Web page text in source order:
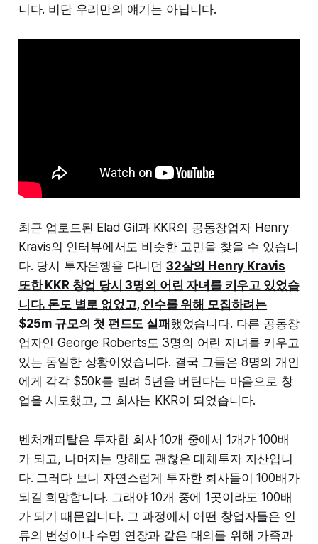
니다. 비단 우리만의 얘기는 아닙니다.
최근 업로드된 Elad Gil과 KKR의 공동창업자 Henry
Kravis의 인터뷰에서도 비슷한 고민을 찾을 수 있습니
다. 당시 투자은행을 다니던 32살의 Henry Kravis
또한 KKR 창업 당시 3명의 어린 자녀를 키우고 있었습
니다. 돈도 별로 없었고, 인수를 위해 모집하려는
$25m 규모의 첫 펀드도 실패 했었습니다. 다른 공동창
업자인 George Roberts도 3명의 어린 자녀를 키우고
있는 동일한 상황이었습니다. 결국 그들은 8명의 개인
에게 각각 $50k를 빌려 5년을 버틴다는 마음으로 창
업을 시도했고, 그 회사는 KKR이 되었습니다.
벤처캐피탈은 투자한 회사 10개 중에서 1개가 100배
가 되고, 나머지는 망해도 괜찮은 대체투자 자산입니
다. 그러다 보니 자연스럽게 투자한 회사들이 100배가
되길 희망합니다. 그래야 10개 중에 1곳이라도 100배
가 되기 때문입니다. 그 과정에서 어떤 창업자들은 인
류의 번성이나 수명 연장과 같은 대의를 위해 가족과